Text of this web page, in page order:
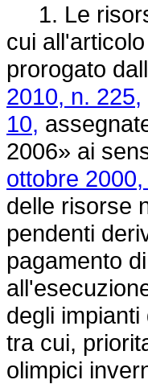
1. Le
cui
prorogato
2010, n. 225,
10,
2006» ai
ottobre
delle risorse
pendenti
pagamento
degli
tra cui,
olimpici